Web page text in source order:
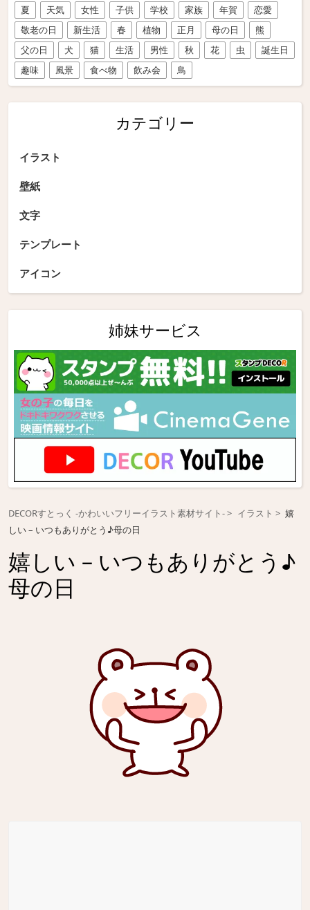
夏
天気 女性 子供 学校 家族 年賀
恋愛
敬老の日
新生活 春 植物 正月 母の日
熊
父の日
犬 猫 生活 男性 秋 花 虫
誕生日
趣味
風景 食べ物 飲み会 鳥
カテゴリー
イラスト
壁紙
文字
テンプレート
アイコン
姉妹サービス
DECORすとっく -かわいいフリーイラスト素材サイト- イラスト
嬉
しい – いつもありがとう♪母の日
嬉しい – いつもありがとう♪
母の日